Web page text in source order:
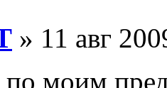
» 11 авг
по моим